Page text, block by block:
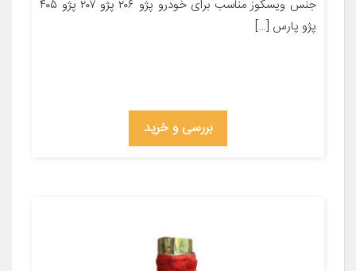
جنس ویسکوز مناسب برای خودرو پژو ۲۰۶ پژو ۲۰۷ پژو ۴۰۵
پژو پارس […]
بررسی و خرید